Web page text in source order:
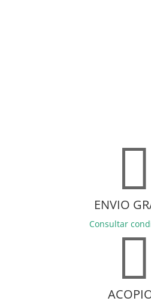

ENVIO
Consultar
